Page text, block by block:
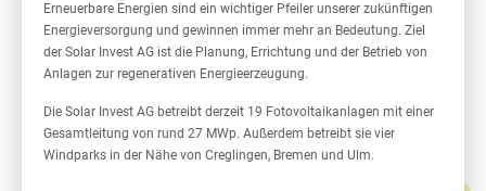
Erneuerbare Energien sind ein wichtiger Pfeiler unserer zukünftigen
Energieversorgung und gewinnen immer mehr an Bedeutung. Ziel
der Solar Invest AG ist die Planung, Errichtung und der Betrieb von
Anlagen zur regenerativen Energieerzeugung.
Die Solar Invest AG betreibt derzeit 19 Fotovoltaikanlagen mit einer
Gesamtleitung von rund 27 MWp. Außerdem betreibt sie vier
Windparks in der Nähe von Creglingen, Bremen und Ulm.